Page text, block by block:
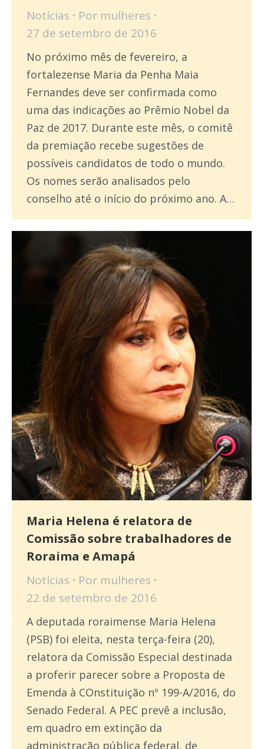
Notícias Por mulheres
27 de setembro de 2016
No próximo mês de fevereiro, a
fortalezense Maria da Penha Maia
Fernandes deve ser confirmada como
uma das indicações ao Prêmio Nobel da
Paz de 2017. Durante este mês, o comitê
da premiação recebe sugestões de
possíveis candidatos de todo o mundo.
Os nomes serão analisados pelo
conselho até o início do próximo ano. A…
Maria Helena é relatora de
Comissão sobre trabalhadores de
Roraima e Amapá
Notícias Por mulheres
22 de setembro de 2016
A deputada roraimense Maria Helena
(PSB) foi eleita, nesta terça-feira (20),
relatora da Comissão Especial destinada
a proferir parecer sobre a Proposta de
Emenda à COnstituição nº 199-A/2016, do
Senado Federal. A PEC prevê a inclusão,
em quadro em extinção da
administração pública federal, de